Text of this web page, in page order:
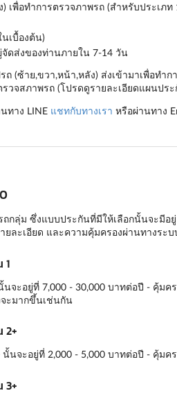
) เพื่อทำการตรวจภาพรถ (สำหรับประเภท
เบื้องต้น)
จัดส่งของท่านภายใน 7-14 วัน
(ซ้าย,ขวา,หน้า,หลัง) ส่งเข้ามาเพื่อท
จสภาพรถ (โปรดดูรายละเอียดแผนปร
ทาง LINE แชทกับทางเรา หรือผ่านทาง
ถกลุ่ม ซึ่งแบบประกันที่มีให้เลือกนั้นจะมีอ
ละเอียด และความคุ้มครองผ่านทางร
1
จะอยู่ที่ 7,000 - 30,000 บาทต่อปี - คุ้ม
จะมากขึ้นเช่นกัน
2+
นจะอยู่ที่ 2,000 - 5,000 บาทต่อปี - คุ้ม
3+